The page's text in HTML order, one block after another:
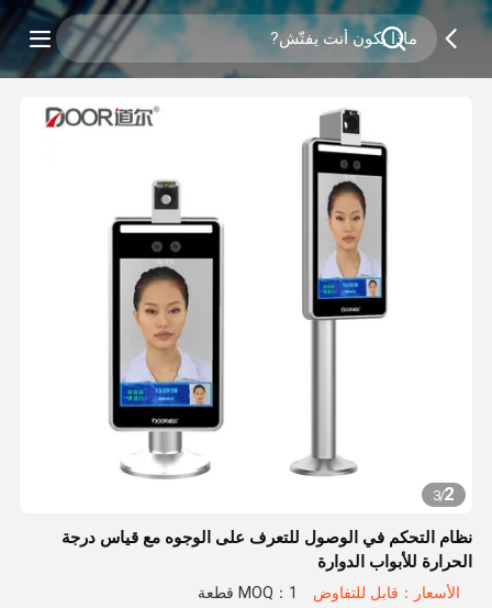
2
/
3
نظام التحكم في الوصول للتعرف على الوجوه مع قياس درجة
الحرارة للأبواب الدوارة
الأسعار：قابل للتفاوض MOQ：1 قطعة